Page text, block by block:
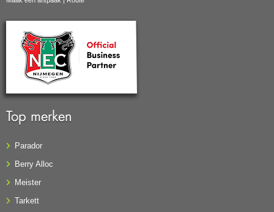
Top merken
Parador
Berry Alloc
Meister
Tarkett